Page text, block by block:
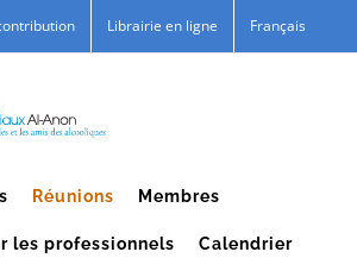
Librairie en ligne Français
Réunions Membres
les professionnels Calendrier